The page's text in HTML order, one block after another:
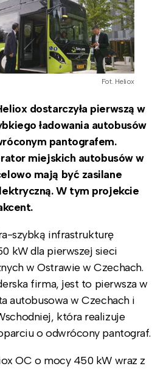
Fot. Heliox
dostarczyła pierwszą w
ładowania autobusów
pantografem.
miejskich autobusów w
mają być zasilane
W tym projekcie
szybką infrastrukturę
kW dla pierwszej sieci
w Ostrawie w Czechach.
firma, jest to pierwsza w
autobusowa w Czechach i
która realizuje
o odwrócony pantograf.
OC o mocy 450 kW wraz z